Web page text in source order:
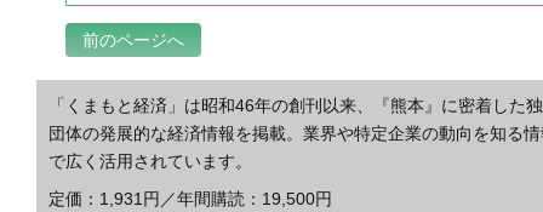
前のページへ
「くまもと経済」は昭和46年の創刊以来、『熊本』に密着し
団体の発展的な経済情報を掲載。業界や特定企業の動向を知る
で広く活用されています。
定価：1,931円／年間購読：19,500円